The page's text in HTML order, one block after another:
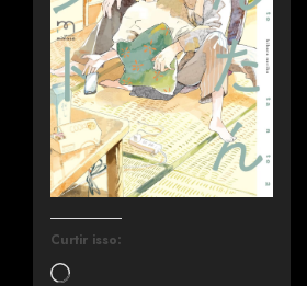
Curtir isso: